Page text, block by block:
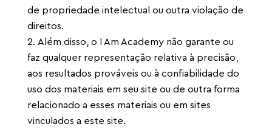
de propriedade intelectual ou outra violação de
direitos.
Além disso, o I Am Academy não garante ou
faz qualquer representação relativa à precisão,
aos resultados prováveis ​​ou à confiabilidade do
uso dos materiais em seu site ou de outra forma
relacionado a esses materiais ou em sites
vinculados a este site.